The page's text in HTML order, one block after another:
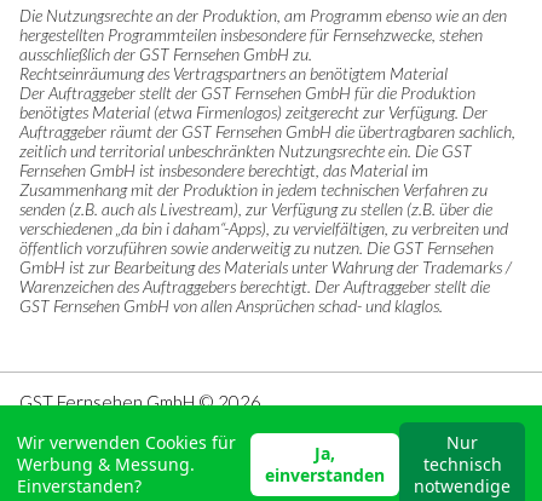
Die Nutzungsrechte an der Produktion, am Programm ebenso wie an den
hergestellten Programmteilen insbesondere für Fernsehzwecke, stehen
ausschließlich der GST Fernsehen GmbH zu.
Rechtseinräumung des Vertragspartners an benötigtem Material
Der Auftraggeber stellt der GST Fernsehen GmbH für die Produktion
benötigtes Material (etwa Firmenlogos) zeitgerecht zur Verfügung. Der
Auftraggeber räumt der GST Fernsehen GmbH die übertragbaren sachlich,
zeitlich und territorial unbeschränkten Nutzungsrechte ein. Die GST
Fernsehen GmbH ist insbesondere berechtigt, das Material im
Zusammenhang mit der Produktion in jedem technischen Verfahren zu
senden (z.B. auch als Livestream), zur Verfügung zu stellen (z.B. über die
verschiedenen „da bin i daham“-Apps), zu vervielfältigen, zu verbreiten und
öffentlich vorzuführen sowie anderweitig zu nutzen. Die GST Fernsehen
GmbH ist zur Bearbeitung des Materials unter Wahrung der Trademarks /
Warenzeichen des Auftraggebers berechtigt. Der Auftraggeber stellt die
GST Fernsehen GmbH von allen Ansprüchen schad- und klaglos.
GST Fernsehen GmbH © 2026
Datenschutzerklärung Website
Datenschutzerklärung Vertragspartner
Login
Wir verwenden Cookies für
Werbung & Messung.
Einverstanden?
Ja,
einverstanden
Nur
technisch
notwendige